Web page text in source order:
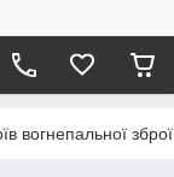
вогнепальної зброї